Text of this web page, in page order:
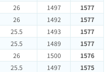
26 1497
1577
26 1492
1577
25.5 1493
1577
25.5 1489
1577
26 1500
1576
25.5 1497
1575